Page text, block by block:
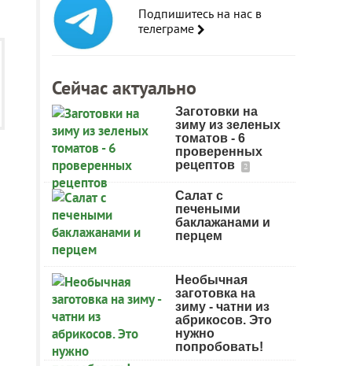
Подпишитесь на нас в
телеграме
Сейчас актуально
Заготовки на
зиму из зеленых
томатов - 6
проверенных
рецептов
2
Салат с
печеными
баклажанами и
перцем
Необычная
заготовка на
зиму - чатни из
абрикосов. Это
нужно
попробовать!